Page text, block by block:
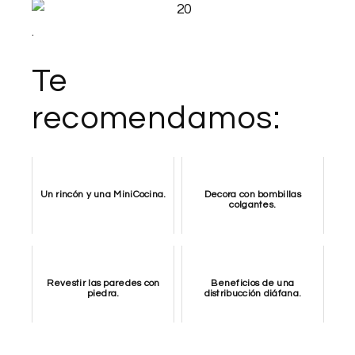
.
Te
recomendamos:
Un rincón y una MiniCocina.
Decora con bombillas
colgantes.
Revestir las paredes con
piedra.
Beneficios de una
distribucción diáfana.